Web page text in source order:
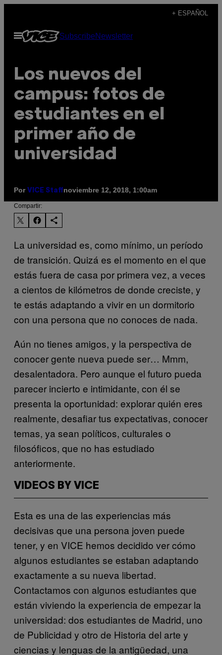
contenido
+ ESPAÑOL
Abrir
Menú
SubscribeNewsletter
Los nuevos del
campus: fotos de
estudiantes en el
primer año de
universidad
Por VICE Staffnoviembre 12, 2018, 1:00am
Compartir:
La universidad es, como mínimo, un período
de transición. Quizá es el momento en el que
estás fuera de casa por primera vez, a veces
a cientos de kilómetros de donde creciste, y
te estás adaptando a vivir en un dormitorio
con una persona que no conoces de nada.
Aún no tienes amigos, y la perspectiva de
conocer gente nueva puede ser… Mmm,
desalentadora. Pero aunque el futuro pueda
parecer incierto e intimidante, con él se
presenta la oportunidad: explorar quién eres
realmente, desafiar tus expectativas, conocer
temas, ya sean políticos, culturales o
filosóficos, que no has estudiado
anteriormente.
VIDEOS BY VICE
Esta es una de las experiencias más
decisivas que una persona joven puede
tener, y en VICE hemos decidido ver cómo
algunos estudiantes se estaban adaptando
exactamente a su nueva libertad.
Contactamos con algunos estudiantes que
están viviendo la experiencia de empezar la
universidad: dos estudiantes de Madrid, uno
de Publicidad y otro de Historia del arte y
ciencias y lenguas de la antigüedad, una